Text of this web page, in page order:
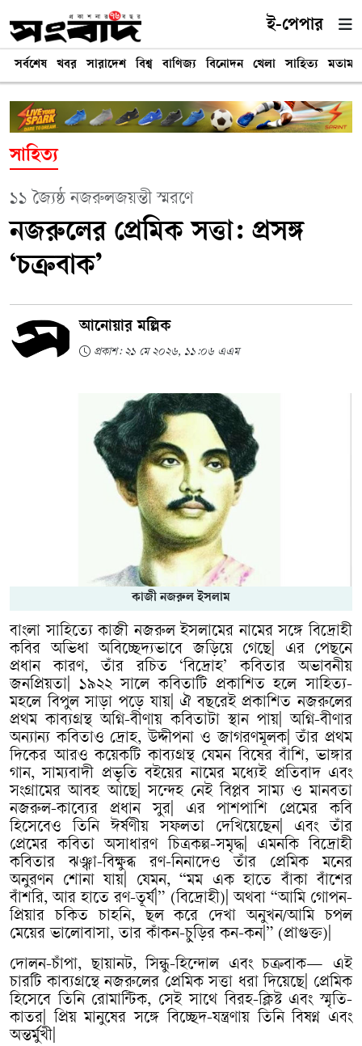
ই-পেপার
সর্বশেষ খবর সারাদেশ বিশ্ব বাণিজ্য বিনোদন খেলা সাহিত্য মতামত
সাহিত্য
১১ জ্যৈষ্ঠ নজরুলজয়ন্তী স্মরণে
নজরুলের প্রেমিক সত্তা: প্রসঙ্গ
‘চক্রবাক’
আনোয়ার মল্লিক
প্রকাশ: ২১ মে ২০২৬, ১১:০৬ এএম
কাজী নজরুল ইসলাম
বাংলা সাহিত্যে কাজী নজরুল ইসলামের নামের সঙ্গে বিদ্রোহী
কবির অভিধা অবিচ্ছেদ্যভাবে জড়িয়ে গেছে এর
পেছনে
প্রধান
কারণ,তাঁর রচিত‘বিদ্রোহ’কবিতার
অভাবনীয়
জনপ্রিয়তা
১৯২২ সালে কবিতাটি প্রকাশিত হলে সাহিত্য-
মহলে বিপুল সাড়া পড়ে যায়| ঐ বছরেই প্রকাশিত নজরুলের
প্রথম কাব্যগ্রন্থ অগ্নি-বীণায় কবিতাটা স্থান পায়|অগ্নি-বীণার
অন্যান্য কবিতাও দ্রোহ,উদ্দীপনা ও জাগরণমূলক|তাঁর প্রথম
দিকের আরও কয়েকটি কাব্যগ্রন্থ যেমন বিষের বাঁশি,ভাঙ্গার
গান,সাম্যবাদী প্রভৃতি বইয়ের নামের মধ্যেই প্রতিবাদ এবং
সংগ্রামের আবহ আছে|সন্দেহ নেই বিপ্লব সাম্য ও মানবতা
নজরুল-কাব্যের প্রধান সুর| এর পাশপাশি প্রেমের
কবি
হিসেবেও
তিনি ঈর্ষণীয় সফলতা দেখিয়েছেন| এবং
তাঁর
প্রেমের কবিতা অসাধারণ চিত্রকল্প-সমৃদ্ধ| এমনকি বিদ্রোহী
কবিতার
ঝঞ্ঝা-বিক্ষুব্ধ রণ-নিনাদেও তাঁর প্রেমিক
মনের
অনুরণন
শোনা যায়| যেমন, “মম এক হাতে বাঁকা বাঁশের
বাঁশরি,আর হাতে রণ-তূর্য|” (বিদ্রোহী)|অথবা“আমি গোপন-
প্রিয়ার
চকিত চাহনি,ছল করে দেখা অনুখন/আমি
চপল
মেয়ের ভালোবাসা,তার কাঁকন-চুড়ির কন-কন|” (প্রাগুক্ত)|
দোলন-চাঁপা,ছায়ানট,সিন্ধু-হিন্দোল এবং চক্রবাক— এই
চারটি কাব্যগ্রন্থে নজরুলের প্রেমিক সত্তা ধরা দিয়েছে প্রেমিক
হিসেবে তিনি রোমান্টিক, সেই সাথে বিরহ-ক্লিষ্ট এবং স্মৃতি-
কাতর |প্রিয় মানুষের সঙ্গে বিচ্ছেদ-যন্ত্রণায় তিনি বিষণ্ন এবং
অন্তর্মুখী